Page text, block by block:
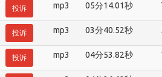
投诉 mp3 05分14.01秒
投诉 mp3 03分40.52秒
投诉 mp3 04分53.82秒